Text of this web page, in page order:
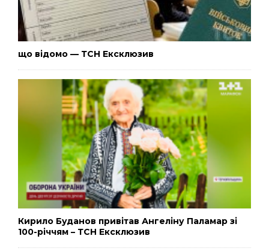
що відомо — ТСН Ексклюзив
Кирило Буданов привітав Ангеліну Паламар зі
100-річчям – ТСН Ексклюзив